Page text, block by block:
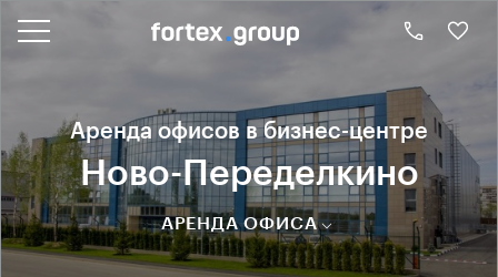
Аренда офисов в бизнес-центре
Ново-Переделкино
АРЕНДА ОФИСА